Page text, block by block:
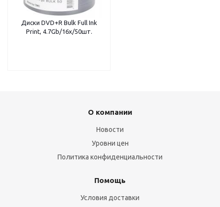
Диски DVD+R Bulk Full Ink
Print, 4.7Gb/16х/50шт.
О компании
Новости
Уровни цен
Политика конфиденциальности
Помощь
Условия доставки